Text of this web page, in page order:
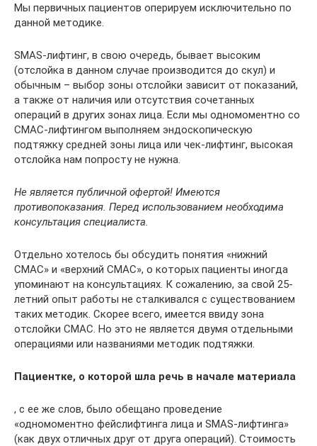
Мы первичных пациентов оперируем исключительно по
данной методике.
SMAS-лифтинг, в свою очередь, бывает высоким
(отслойка в данном случае производится до скул) и
обычным – выбор зоны отслойки зависит от показаний,
а также от наличия или отсутствия сочетанных
операций в других зонах лица. Если мы одномоментно со
СМАС-лифтингом выполняем эндоскопическую
подтяжку средней зоны лица или чек-лифтинг, высокая
отслойка нам попросту не нужна.
Не является публичной офертой! Имеются
противопоказания. Перед использованием необходима
консультация специалиста.
Отдельно хотелось бы обсудить понятия «нижний
СМАС» и «верхний СМАС», о которых пациенты иногда
упоминают на консультациях. К сожалению, за свой 25-
летний опыт работы не сталкивался с существованием
таких методик. Скорее всего, имеется ввиду зона
отслойки СМАС. Но это не является двумя отдельными
операциями или названиями методик подтяжки.
Пациентке, о которой шла речь в начале материала
, с ее же слов, было обещано проведение
«одномоментно фейслифтинга лица и SMAS-лифтинга»
(как двух отличных друг от друга операций). Стоимость